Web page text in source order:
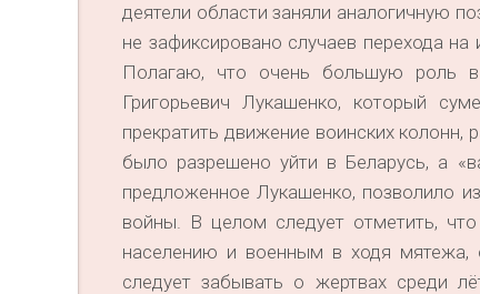
деятели области заняли аналогичную
не зафиксировано случаев перехода на
Полагаю, что очень большую роль в
Григорьевич Лукашенко, который
прекратить движение воинских
было разрешено уйти в Беларусь, а
предложенное Лукашенко, позволило
войны. В целом следует отметить,
населению и военным в ходя мятежа,
следует забывать о жертвах среди